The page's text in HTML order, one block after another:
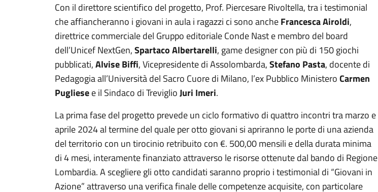
Con il direttore scientifico del progetto, Prof. Piercesare Rivoltella, tra i testimonial
che affiancheranno i giovani in aula i ragazzi ci sono ancheFrancesca Airoldi,
direttrice commerciale del Gruppo editoriale Conde Nast e membro del board
dell’Unicef NextGen,Spartaco Albertarelli, game designer con più di 150 giochi
pubblicati,Alvise Biffi, Vicepresidente di Assolombarda,Stefano Pasta, docente di
Pedagogia all’Università del Sacro Cuore di Milano, l’ex Pubblico MinisteroCarmen
Pugliesee il Sindaco di TreviglioJuri Imeri.
La prima fase del progetto prevede un ciclo formativo di quattro incontri tra marzo e
aprile 2024 al termine del quale per otto giovani si apriranno le porte di una azienda
del territorio con un tirocinio retribuito con €. 500,00 mensili e della durata minima
di 4 mesi, interamente finanziato attraverso le risorse ottenute dal bando di Regione
Lombardia. A scegliere gli otto candidati saranno proprio i testimonial di “Giovani in
Azione” attraverso una verifica finale delle competenze acquisite, con particolare